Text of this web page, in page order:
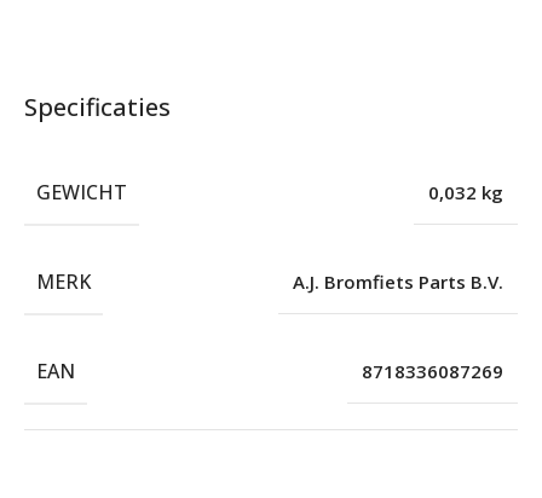
Specificaties
GEWICHT 0,032 kg
MERK A.J. Bromfiets Parts B.V.
EAN 8718336087269